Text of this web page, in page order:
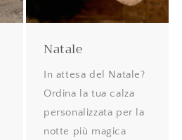
Natale
In attesa del Natale?
Ordina la tua calza
personalizzata per la
notte più magica